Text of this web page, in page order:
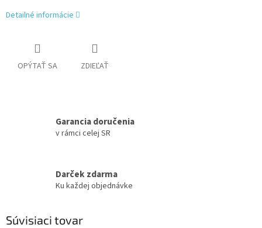
Detailné informácie
OPÝTAŤ SA ZDIEĽAŤ
Garancia doručenia
v rámci celej SR
Darček zdarma
Ku každej objednávke
Súvisiaci tovar